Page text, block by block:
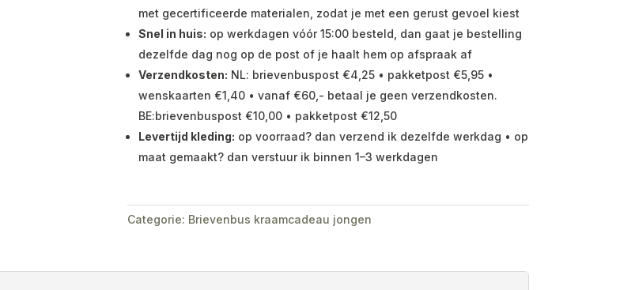
met gecertificeerde materialen, zodat je met een gerust gevoel kiest
Snel in huis: op werkdagen vóór 15:00 besteld, dan gaat je bestelling
dezelfde dag nog op de post of je haalt hem op afspraak af
Verzendkosten: NL: brievenbuspost €4,25 • pakketpost €5,95 •
wenskaarten €1,40 • vanaf €60,- betaal je geen verzendkosten.
BE:brievenbuspost €10,00 • pakketpost €12,50
Levertijd kleding: op voorraad? dan verzend ik dezelfde werkdag • op
maat gemaakt? dan verstuur ik binnen 1–3 werkdagen
Categorie: Brievenbus kraamcadeau jongen